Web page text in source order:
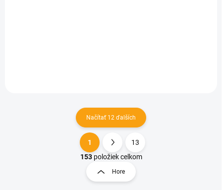
O
v
á
d
Načítať 12 ďalších
S
t
r
á
1
13
153položiek celkom
Hore